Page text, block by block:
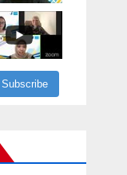
Subscribe